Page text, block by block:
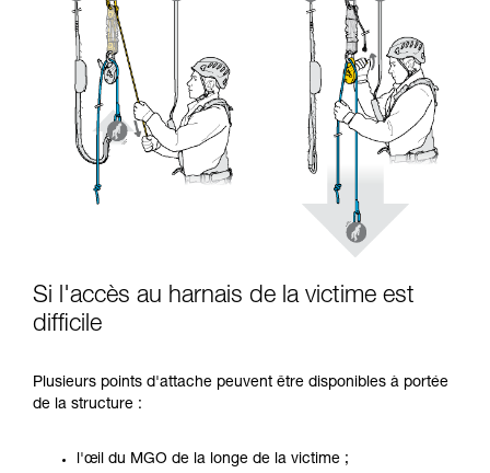
Si l'accès au harnais de la victime est
difficile
Plusieurs points d'attache peuvent être disponibles à portée
de la structure :
l'œil du MGO de la longe de la victime ;